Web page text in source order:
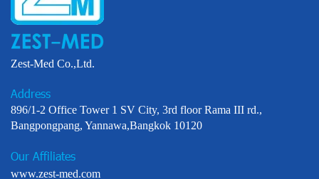
Zest-Med Co.,Ltd.
Address
896/1-2 Office Tower 1 SV City, 3rd floor Rama III rd.,
Bangpongpang, Yannawa,Bangkok 10120
Our Affiliates
www.zest-med.com